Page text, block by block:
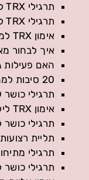
תרגילי TRX לירכיים
תרגילי TRX לגב
אימון TRX למתחילים
איך לבחור
האם פעילות
20 סיבות למה חשוב לעשות ספורט
תרגילי
אימון TRX לילדים
תרגילי
תליית רצועות TRX בצורה בטוחה
תרגילי
תרגילי כושר